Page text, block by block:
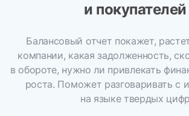
и покупателей
Балансовый отчет покажет,
компании, какая задолженность,
в обороте, нужно ли привлекать
роста. Поможет разговаривать с
на языке твердых цифр